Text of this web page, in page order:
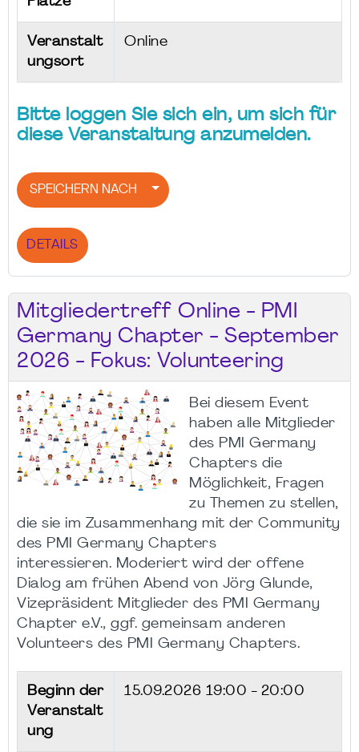
Veranstalt
ungsort
Online
Bitte loggen Sie sich ein, um sich für
diese Veranstaltung anzumelden.
SPEICHERN NACH
DETAILS
Mitgliedertreff Online - PMI
Germany Chapter - September
2026 - Fokus: Volunteering
Bei diesem Event
haben alle Mitglieder
des PMI Germany
Chapters die
Möglichkeit, Fragen
zu Themen zu stellen,
die sie im Zusammenhang mit der Community
des PMI Germany Chapters
interessieren. Moderiert wird der offene
Dialog am frühen Abend von Jörg Glunde,
Vizepräsident Mitglieder des PMI Germany
Chapter e.V., ggf. gemeinsam anderen
Volunteers des PMI Germany Chapters.
Beginn der
Veranstalt
ung
15.09.2026 19:00 - 20:00